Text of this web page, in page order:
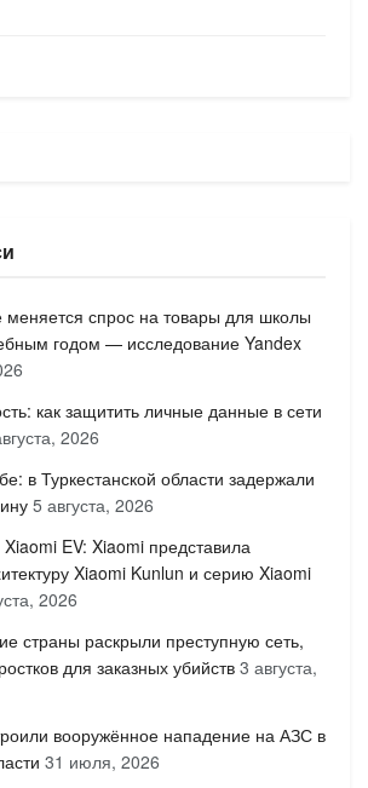
меняется спрос на товары для школы
годом — исследование Yandex
как защитить личные данные в сети
2026
в Туркестанской области задержали
5 августа, 2026
EV: Xiaomi представила
Xiaomi Kunlun и серию Xiaomi
2026
страны раскрыли преступную сеть,
для заказных убийств 3 августа,
вооружённое нападение на АЗС в
31 июля, 2026